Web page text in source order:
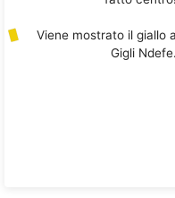
Viene mostrato il giallo a
Gigli Ndefe.